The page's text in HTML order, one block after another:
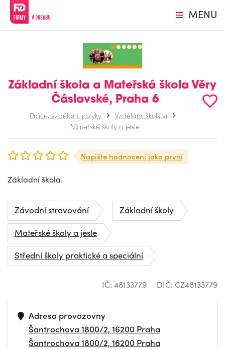
MENU
Základní škola a Mateřská škola Věry
Čáslavské, Praha 6
Práce, vzdělání, jazyky
Vzdělání, školství
Mateřské školy a jesle
Napište hodnocení jako první
Základní škola.
Závodní stravování
Základní školy
Mateřské školy a jesle
Střední školy praktické a speciální
IČ: 48133779 DIČ: CZ48133779
Adresa provozovny
Šantrochova 1800/2, 16200 Praha
Šantrochova 1800/2, 16200 Praha